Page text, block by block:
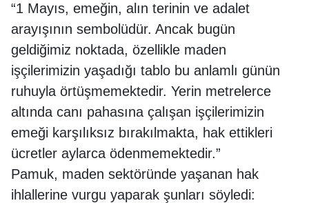
“1 Mayıs, emeğin, alın terinin ve adalet
arayışının sembolüdür. Ancak bugün
geldiğimiz noktada, özellikle maden
işçilerimizin yaşadığı tablo bu anlamlı günün
ruhuyla örtüşmemektedir. Yerin metrelerce
altında canı pahasına çalışan işçilerimizin
emeği karşılıksız bırakılmakta, hak ettikleri
ücretler aylarca ödenmemektedir.”
Pamuk, maden sektöründe yaşanan hak
ihlallerine vurgu yaparak şunları söyledi: